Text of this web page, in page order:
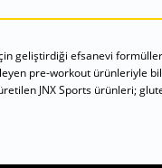
geliştirdiği efsanevi
pre-workout ürünleriyle
JNX Sports ürünleri;